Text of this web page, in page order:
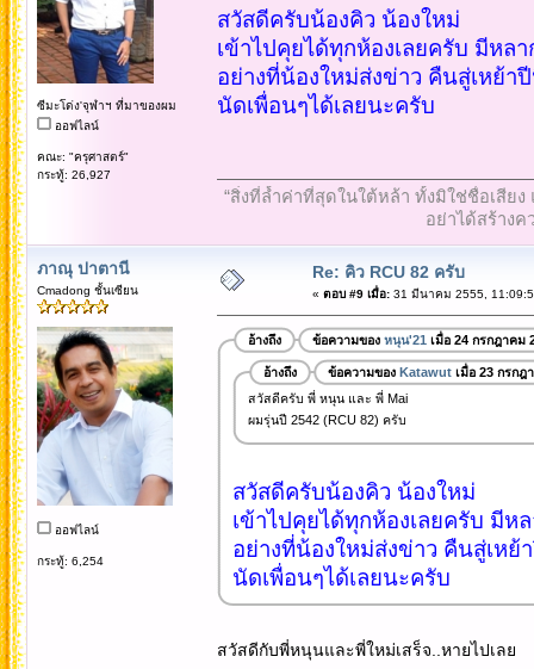
ซีมะโด่ง'จุฬาฯ ที่มาของผม
ออฟไลน์
คณะ: "ครุศาสตร์"
กระทู้: 26,927
สวัสดีครับน้องคิว น้องใหม่
เข้าไปคุยได้ทุกห้องเลยครับ มีหล
อย่างที่น้องใหม่ส่งข่าว คืนสู่เหย้า
นัดเพื่อนๆได้เลยนะครับ
“สิ่งที่ล้ำค่าที่สุดในใต้หล้า ทั้งมิใช่ชื่อเสีย
อย่าได้สร้างค
ภาณุ ปาตานี
Cmadong ชั้นเซียน
ออฟไลน์
กระทู้: 6,254
Re: คิว RCU 82 ครับ
« ตอบ #9 เมื่อ:31 มีนาคม 2555,
อ้างถึง ข้อความของ หนุน'21 เมื่อ 24 กรกฎาคม
อ้างถึง ข้อความของ Katawutเมื่อ 23 กรกฎ
สวัสดีครับ พี่ หนุน และ พี่ Mai
ผมรุ่นปี 2542 (RCU 82) ครับ
สวัสดีครับน้องคิว น้องใหม่
เข้าไปคุยได้ทุกห้องเลยครับ มีห
อย่างที่น้องใหม่ส่งข่าว คืนสู่เหย้
นัดเพื่อนๆได้เลยนะครับ
สวัสดีกับพี่หนุนและพี่ใหม่เสร็จ..หายไปเลย